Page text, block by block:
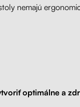
nemajú
optimálne a